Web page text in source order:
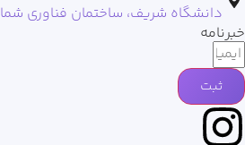
دانشگاه شریف، ساختمان فناوری
خبرنامه
ثبت